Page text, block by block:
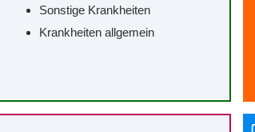
Sonstige Krankheiten
Krankheiten allgemein